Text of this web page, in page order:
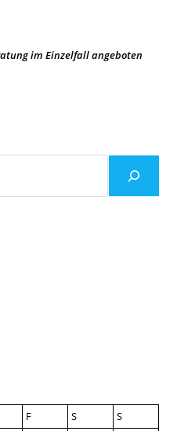
im Einzelfall angeboten
F S
S